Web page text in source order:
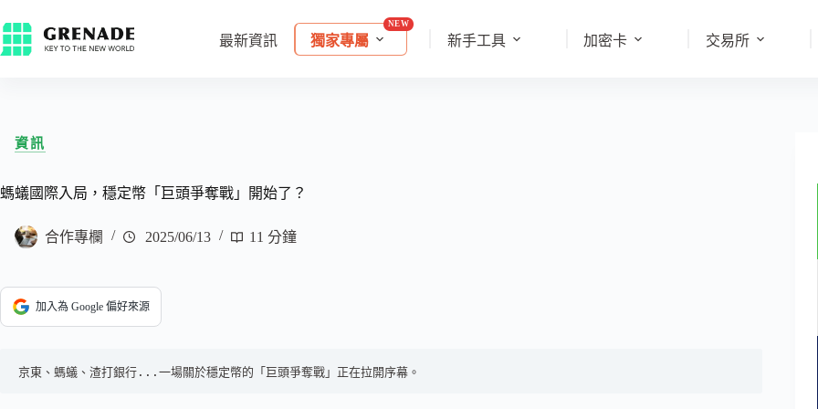
最新資訊 獨家專屬 新手工具 加密卡 交易所
資訊
螞蟻國際入局，穩定幣「巨頭爭奪戰」開始了？
合作專欄 2025/06/13 11 分鐘
加入為 Google 偏好來源
京東、螞蟻、渣打銀行...一場關於穩定幣的「巨頭爭奪戰」正在拉開序幕。